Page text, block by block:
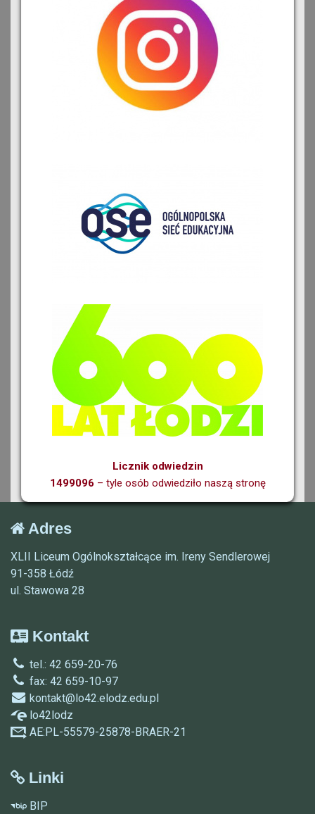
Licznik odwiedzin
1499096 – tyle osób odwiedziło naszą stronę
Adres
XLII Liceum Ogólnokształcące im. Ireny Sendlerowej
91-358 Łódź
ul. Stawowa 28
Kontakt
tel.: 42 659-20-76
fax: 42 659-10-97
kontakt@lo42.elodz.edu.pl
lo42lodz
AE:PL-55579-25878-BRAER-21
Linki
BIP